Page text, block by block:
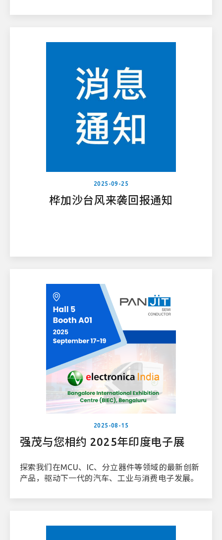
2025-09-25
桦加沙台风来袭回报通知
2025-08-15
强茂与您相约 2025年印度电子展
探索我们在MCU、IC、分立器件等领域的最新创新
产品，驱动下一代的汽车、工业与消费电子发展。